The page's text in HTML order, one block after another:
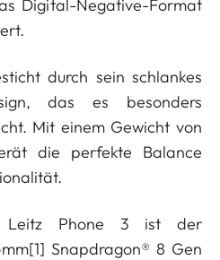
Digital-Negative-Format
durch sein schlankes
das es besonders
Mit einem Gewicht von
die perfekte Balance
Leitz Phone 3 ist der
[1] Snapdragon® 8 Gen